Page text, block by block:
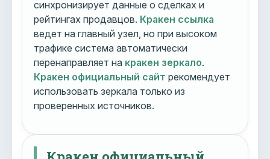
синхронизирует данные о сделках и
рейтингах продавцов. Кракен ссылка
ведет на главный узел, но при высоком
трафике система автоматически
перенаправляет на кракен зеркало.
Кракен официальный сайт рекомендует
использовать зеркала только из
проверенных источников.